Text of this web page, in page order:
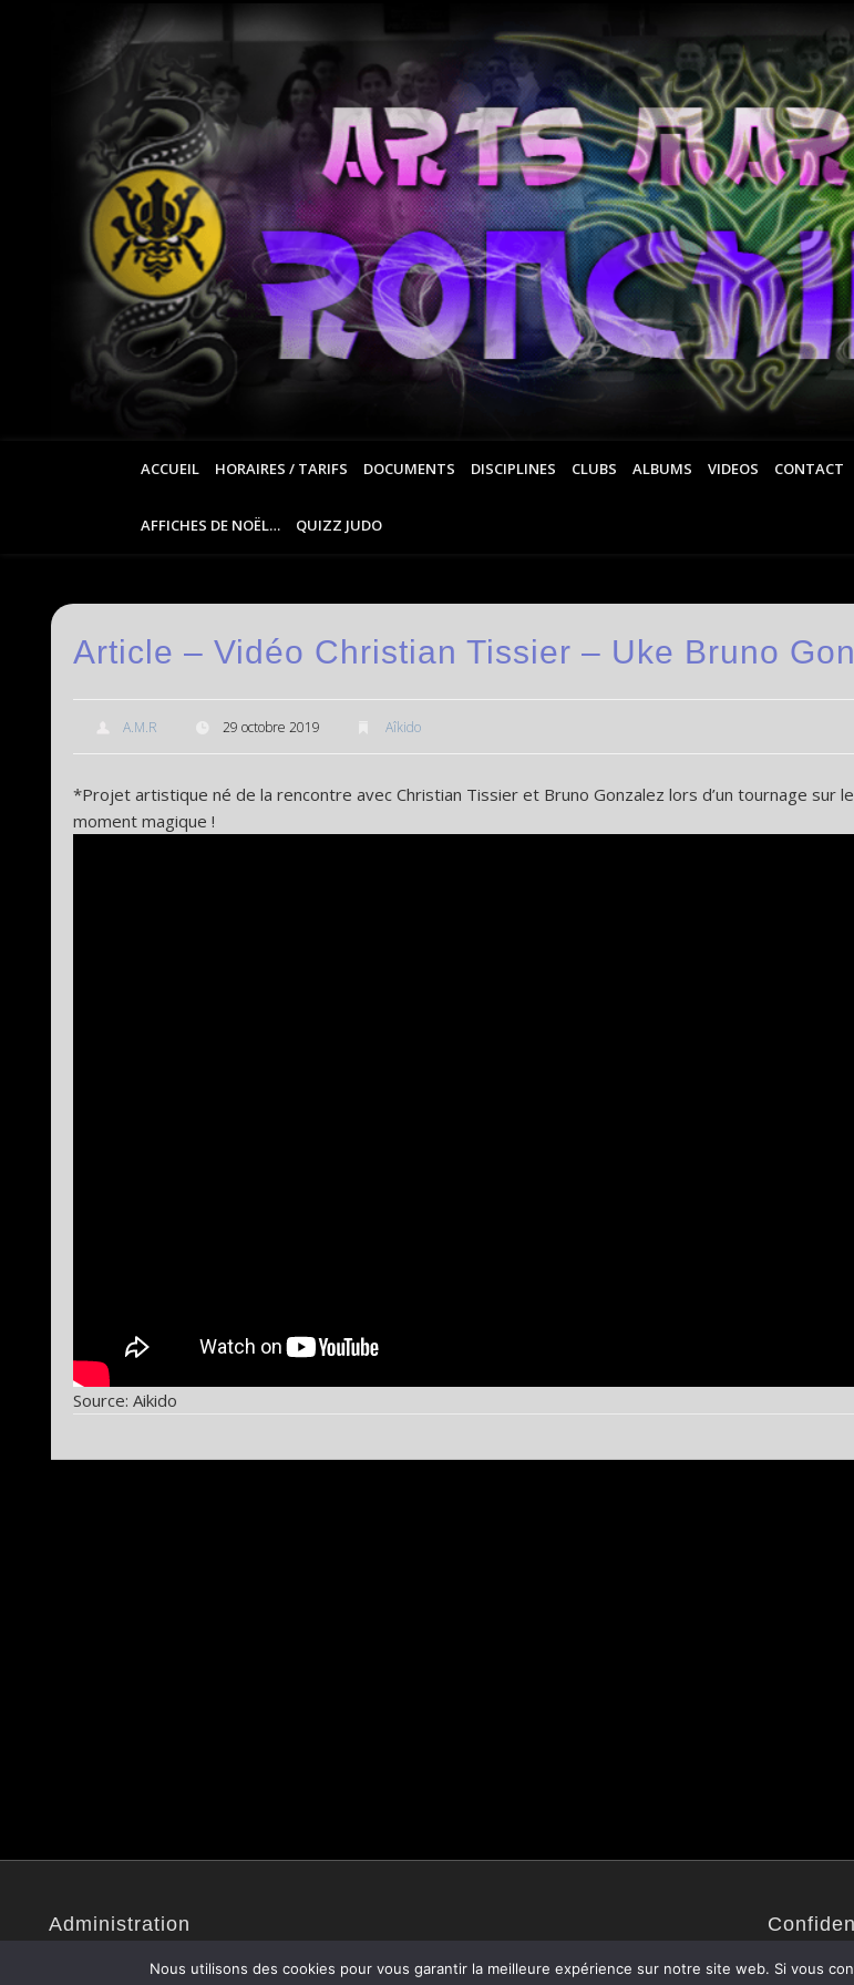
ACCUEIL HORAIRES / TARIFS DOCUMENTS DISCIPLINES CLUBS ALBUMS VIDEOS CONTACT
AFFICHES DE NOËL… QUIZZ JUDO
Article – Vidéo Christian Tissier – Uke Bruno
A.M.R 29 octobre 2019 Aîkido
*Projet artistique né de la rencontre avec Christian Tissier et Bruno Gonzalez lors d’un tournage sur
moment magique !
Source: Aikido
Administration
Mentions
Nous utilisons des cookies pour vous garantir la meilleure expérience sur notre site web. Si vous